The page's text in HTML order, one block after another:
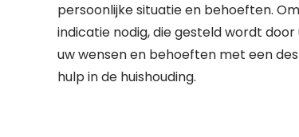
persoonlijke situatie en behoeften.
indicatie nodig, die gesteld wordt
uw wensen en behoeften met een
hulp in de huishouding.